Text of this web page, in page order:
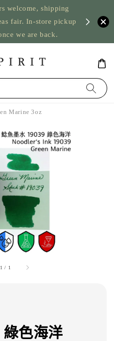
welcome, shipping
fair. In-store pickup
we are back.
US
Marine 3oz
1 / 1
綠色海洋